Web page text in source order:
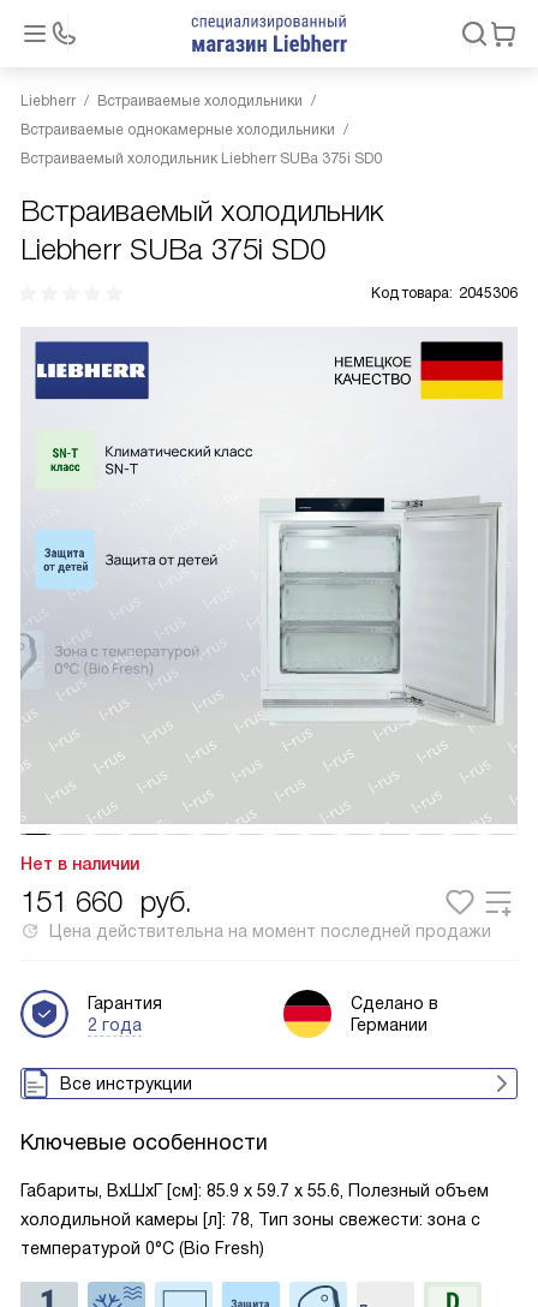
Liebherr
Встраиваемые холодильники
Встраиваемые однокамерные холодильники
Встраиваемый холодильник Liebherr SUBa 375i SD0
Встраиваемый холодильник
Liebherr SUBa 375i SD0
Код товара: 2045306
Нет в наличии
151 660 руб.
Цена действительна на момент последней продажи
Гарантия
2 года
Сделано в
Германии
Все инструкции
Ключевые особенности
Габариты, ВxШxГ [см]: 85.9 х 59.7 х 55.6, Полезный объем
холодильной камеры [л]: 78, Тип зоны свежести: зона с
температурой 0°C (Bio Fresh)